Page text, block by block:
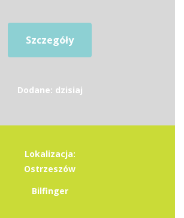
Szczegóły
Dodane: dzisiaj
Lokalizacja:
Ostrzeszów
Bilfinger